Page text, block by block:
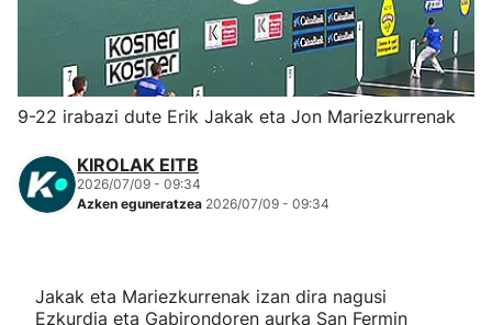
Herri-kirolak
Eskubaloia
Kirolak 360
Atletismoa
9-22 irabazi dute Erik Jakak eta Jon Mariezkurrenak
KIROLAK EITB
2026/07/09 - 09:34
Azken eguneratzea 2026/07/09 - 09:34
Jakak eta Mariezkurrenak izan dira nagusi
Ezkurdia eta Gabirondoren aurka San Fermin